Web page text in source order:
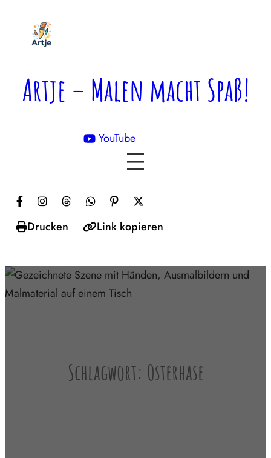
springen
Artje – Malen macht Spaß!
YouTube

Drucken Link kopieren
Schlagwort: Osterhase